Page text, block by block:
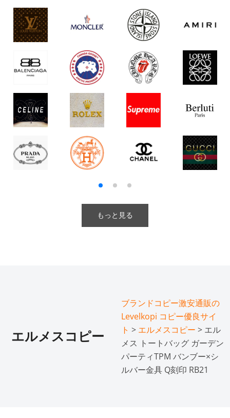
もっと見る
エルメスコピー
ブランドコピー激安通販の
Levelkopi コピー優良サイ
ト > エルメスコピー > エル
メス トートバッグ ガーデン
パーティTPM バンブー×シ
ルバー金具 Q刻印 RB21